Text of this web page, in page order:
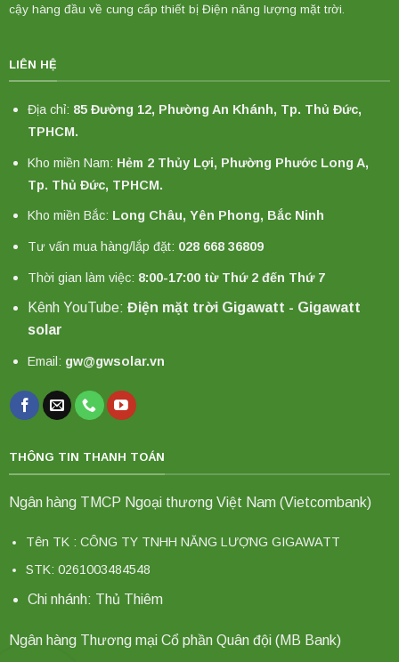
cậy hàng đầu về cung cấp thiết bị Điện năng lượng mặt trời.
LIÊN HỆ
Địa chỉ: 85 Đường 12, Phường An Khánh, Tp. Thủ Đức,
TPHCM.
Kho miền Nam: Hẻm 2 Thủy Lợi, Phường Phước Long A,
Tp. Thủ Đức, TPHCM.
Kho miền Bắc: Long Châu, Yên Phong, Bắc Ninh
Tư vấn mua hàng/lắp đặt: 028 668 36809
Thời gian làm việc: 8:00-17:00 từ Thứ 2 đến Thứ 7
Kênh YouTube: Điện mặt trời Gigawatt - Gigawatt
solar
Email: gw@gwsolar.vn
THÔNG TIN THANH TOÁN
Ngân hàng TMCP Ngoại thương Việt Nam (Vietcombank)
Tên TK : CÔNG TY TNHH NĂNG LƯỢNG GIGAWATT
STK: 0261003484548
Chi nhánh: Thủ Thiêm
Ngân hàng Thương mại Cổ phần Quân đội (MB Bank)